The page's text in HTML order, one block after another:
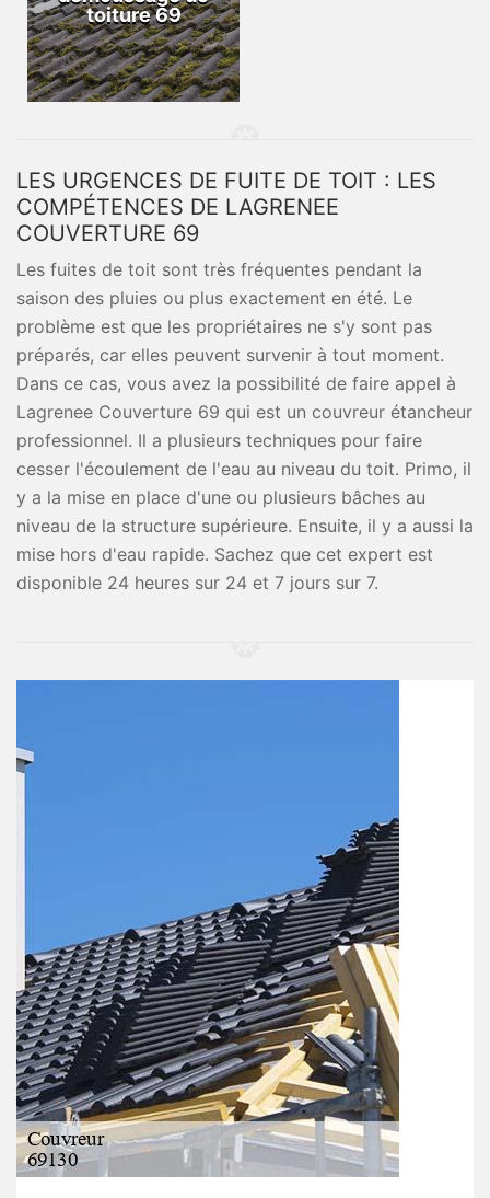
toiture 69
LES URGENCES DE FUITE DE TOIT : LES
COMPÉTENCES DE LAGRENEE
COUVERTURE 69
Les fuites de toit sont très fréquentes pendant la
saison des pluies ou plus exactement en été. Le
problème est que les propriétaires ne s'y sont pas
préparés, car elles peuvent survenir à tout moment.
Dans ce cas, vous avez la possibilité de faire appel à
Lagrenee Couverture 69 qui est un couvreur étancheur
professionnel. Il a plusieurs techniques pour faire
cesser l'écoulement de l'eau au niveau du toit. Primo, il
y a la mise en place d'une ou plusieurs bâches au
niveau de la structure supérieure. Ensuite, il y a aussi la
mise hors d'eau rapide. Sachez que cet expert est
disponible 24 heures sur 24 et 7 jours sur 7.